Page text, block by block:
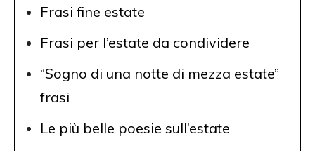
Frasi fine estate
Frasi per l’estate da condividere
“Sogno di una notte di mezza estate”
frasi
Le più belle poesie sull’estate